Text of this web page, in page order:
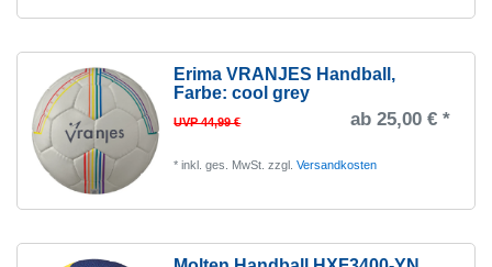
Erima VRANJES Handball ,
Farbe: cool grey
UVP 44,99 € ab 25,00 € *
*inkl. ges. MwSt. zzgl.Versandkosten